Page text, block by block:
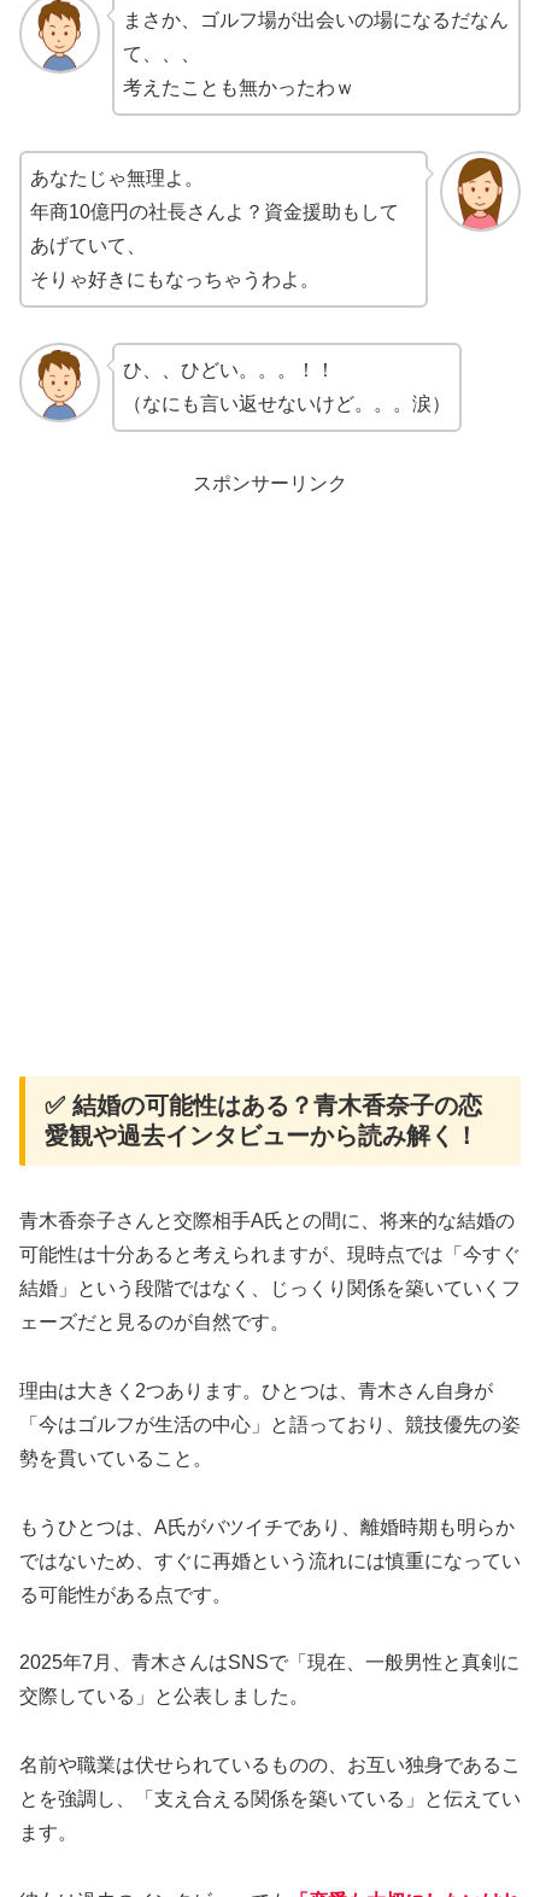
まさか、ゴルフ場が出会いの場になるだなん
て、、、
考えたことも無かったわｗ
あなたじゃ無理よ。
年商10億円の社長さんよ？資金援助もして
あげていて、
そりゃ好きにもなっちゃうわよ。
ひ、、ひどい。。。！！
（なにも言い返せないけど。。。涙）
スポンサーリンク
✅ 結婚の可能性はある？青木香奈子の恋
愛観や過去インタビューから読み解く！
青木香奈子さんと交際相手A氏との間に、将来的な結婚の
可能性は十分あると考えられますが、現時点では「今すぐ
結婚」という段階ではなく、じっくり関係を築いていくフ
ェーズだと見るのが自然です。
理由は大きく2つあります。ひとつは、青木さん自身が
「今はゴルフが生活の中心」と語っており、競技優先の姿
勢を貫いていること。
もうひとつは、A氏がバツイチであり、離婚時期も明らか
ではないため、すぐに再婚という流れには慎重になってい
る可能性がある点です。
2025年7月、青木さんはSNSで「現在、一般男性と真剣に
交際している」と公表しました。
名前や職業は伏せられているものの、お互い独身であるこ
とを強調し、「支え合える関係を築いている」と伝えてい
ます。